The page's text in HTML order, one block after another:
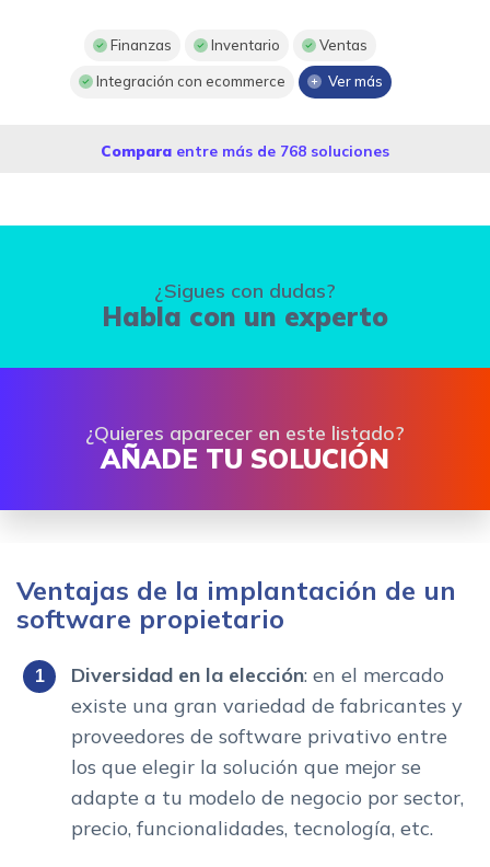
Finanzas Inventario Ventas
Integración con ecommerce Ver más
Compara entre más de 768 soluciones
¿Sigues con dudas?
Habla con un experto
¿Quieres aparecer en este listado?
AÑADE TU SOLUCIÓN
Ventajas de la implantación de un
software propietario
Diversidad en la elección: en el mercado
existe una gran variedad de fabricantes y
proveedores de software privativo entre
los que elegir la solución que mejor se
adapte a tu modelo de negocio por sector,
precio, funcionalidades, tecnología, etc.